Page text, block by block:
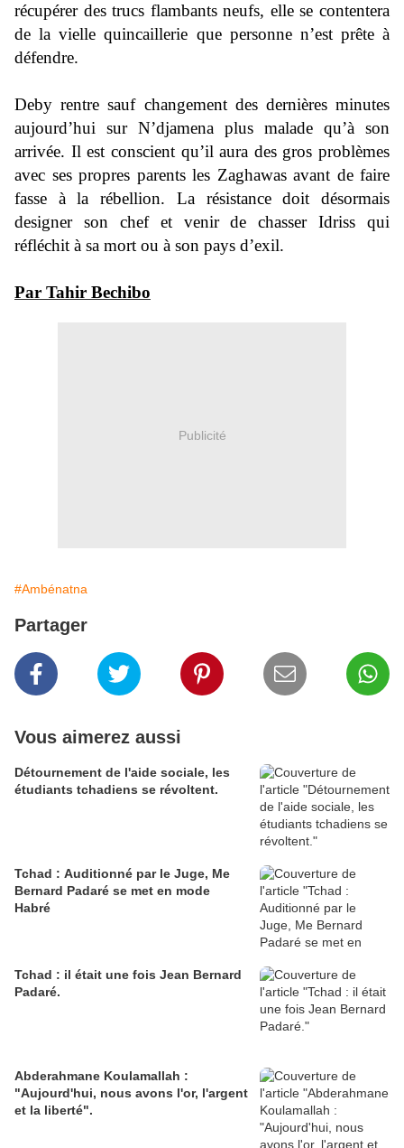
récupérer des trucs flambants neufs, elle se contentera
de la vielle quincaillerie que personne n’est prête à
défendre.
Deby rentre sauf changement des dernières minutes
aujourd’hui sur N’djamena plus malade qu’à son
arrivée. Il est conscient qu’il aura des gros problèmes
avec ses propres parents les Zaghawas avant de faire
fasse à la rébellion. La résistance doit désormais
designer son chef et venir de chasser Idriss qui
réfléchit à sa mort ou à son pays d’exil.
Par Tahir Bechibo
Publicité
#Ambénatna
Partager
Vous aimerez aussi
Détournement de l'aide sociale, les
étudiants tchadiens se révoltent.
Tchad : Auditionné par le Juge, Me
Bernard Padaré se met en mode
Habré
Tchad : il était une fois Jean Bernard
Padaré.
Abderahmane Koulamallah :
"Aujourd'hui, nous avons l'or, l'argent
et la liberté".